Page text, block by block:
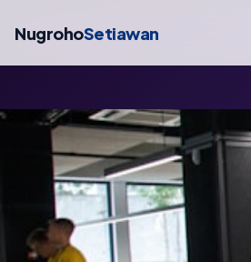
NugrohoSetiawan